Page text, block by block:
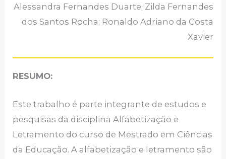
Alessandra Fernandes Duarte; Zilda Fernandes
dos Santos Rocha; Ronaldo Adriano da Costa
Xavier
RESUMO:
Este trabalho é parte integrante de estudos e
pesquisas da disciplina Alfabetização e
Letramento do curso de Mestrado em Ciências
da Educação. A alfabetização e letramento são